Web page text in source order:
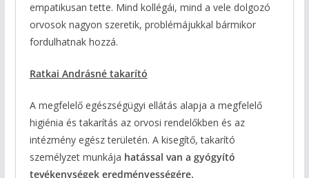
empatikusan tette. Mind kollégái, mind a vele dolgozó
orvosok nagyon szeretik, problémájukkal bármikor
fordulhatnak hozzá.
Ratkai Andrásné takarító
A megfelelő egészségügyi ellátás alapja a megfelelő
higiénia és takarítás az orvosi rendelőkben és az
intézmény egész területén. A kisegítő, takarító
személyzet munkája hatással van a gyógyító
tevékenységek eredményességére.